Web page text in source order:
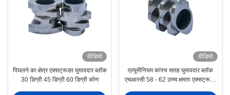
वीडियो
पिघलने का क्षेत्र एक्सट्रूडर घुमावदार ब्लॉक
30 डिग्री 45 डिग्री 60 डिग्री कोण
वीडियो
एल्यूमीनियम कांस्य सतह घुमावदार ब्लॉक
एचआरसी 58 - 62 उच्च क्षमता एक्सट्रूडर